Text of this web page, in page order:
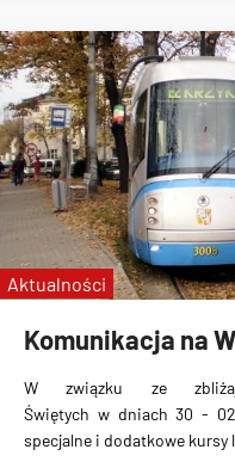
Komunikacja na
W związku ze
Świętych w dniach 30 -
specjalne i dodatkowe kursy
Aktualności